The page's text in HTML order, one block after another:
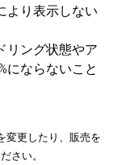
より表示しない
リング状態やア
にならないこと
変更したり、販売を
さい。